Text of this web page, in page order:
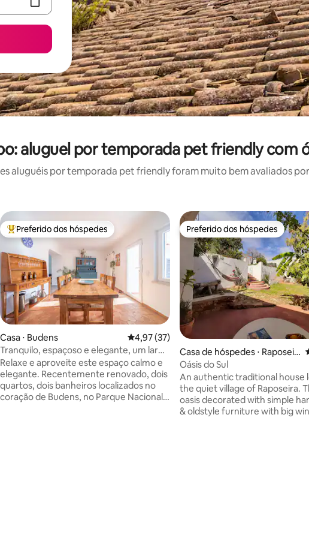
aluguel por temporada pet friendly com
aluguéis por temporada pet friendly foram muito bem avaliados
média de 5, 186 avaliações
Entre os melhores preferidos dos hóspedes
Preferido dos hóspedes
Casa ⋅ Budens 4,97 de uma avaliação média de 5, 37
4,97 (37)
Tranquilo, espaçoso e elegante, um lar
de verdade!
Relaxe e aproveite este espaço calmo e
elegante. Recentemente renovado, dois
quartos, dois banheiros localizados no
coração de Budens, no Parque Nacional
Preferido dos hóspedes
Preferido dos hóspedes
Casa de hóspedes ⋅ Raposeir
a
Oásis do Sul
An authentic traditional house
the quiet village of Raposeira.
oasis decorated with simple
& oldstyle furniture with big